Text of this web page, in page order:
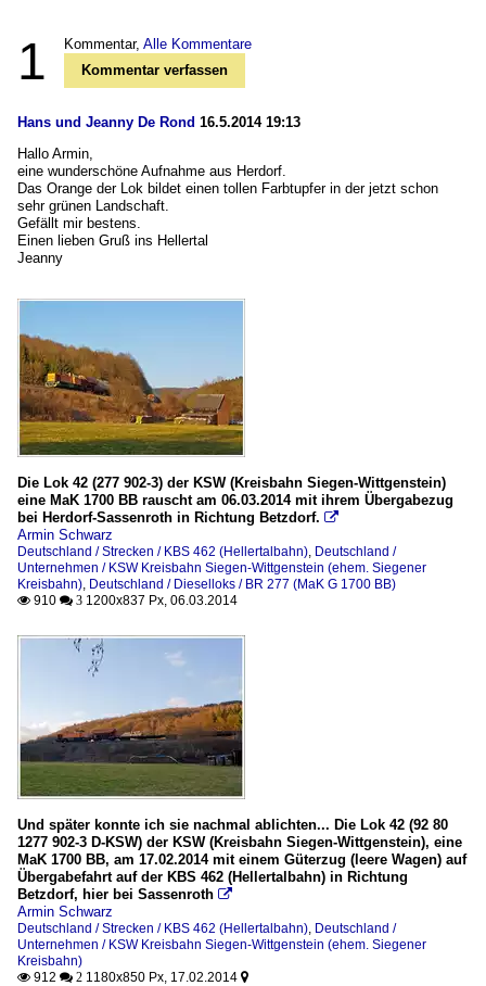
1 Kommentar, Alle Kommentare
Kommentar verfassen
Hans und Jeanny De Rond 16.5.2014 19:13
Hallo Armin,
eine wunderschöne Aufnahme aus Herdorf.
Das Orange der Lok bildet einen tollen Farbtupfer in der jetzt schon
sehr grünen Landschaft.
Gefällt mir bestens.
Einen lieben Gruß ins Hellertal
Jeanny
Die Lok 42 (277 902-3) der KSW (Kreisbahn Siegen-Wittgenstein)
eine MaK 1700 BB rauscht am 06.03.2014 mit ihrem Übergabezug
bei Herdorf-Sassenroth in Richtung Betzdorf. 
Armin Schwarz
Deutschland / Strecken / KBS 462 (Hellertalbahn) Deutschland /
Unternehmen / KSW Kreisbahn Siegen-Wittgenstein (ehem. Siegener
Kreisbahn) Deutschland / Dieselloks / BR 277 (MaK G 1700 BB)
 910  3 1200x837 Px, 06.03.2014
Und später konnte ich sie nachmal ablichten... Die Lok 42 (92 80
1277 902-3 D-KSW) der KSW (Kreisbahn Siegen-Wittgenstein), eine
MaK 1700 BB, am 17.02.2014 mit einem Güterzug (leere Wagen) auf
Übergabefahrt auf der KBS 462 (Hellertalbahn) in Richtung
Betzdorf, hier bei Sassenroth 
Armin Schwarz
Deutschland / Strecken / KBS 462 (Hellertalbahn) Deutschland /
Unternehmen / KSW Kreisbahn Siegen-Wittgenstein (ehem. Siegener
Kreisbahn)
 912  2 1180x850 Px, 17.02.2014 